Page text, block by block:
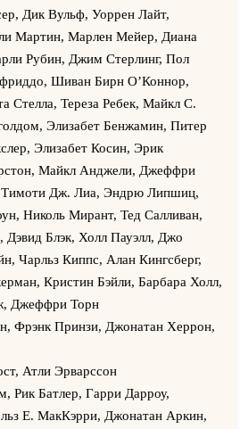
Дик Вульф, Уоррен Лайт,
Мартин, Марлен Мейер, Диана
Рубин, Джим Стерлинг, Пол
Шиван Бирн О’Коннор,
Стелла, Тереза Ребек, Майкл С.
Элизабет Бенжамин, Питер
Элизабет Косин, Эрик
Майкл Анджели, Джеффри
Дж. Лиа, Эндрю Липшиц,
Николь Мирант, Тед Салливан,
Дэвид Блэк, Холл Пауэлл, Джо
Чарльз Киппс, Алан Кингсберг,
Кристин Бэйли, Барбара Холл,
Джеффри Торн
Фрэнк Принзи, Джонатан Херрон,
Атли Эрварссон
Рик Батлер, Гарри Дарроу,
Е. МакКэрри, Джонатан Аркин,